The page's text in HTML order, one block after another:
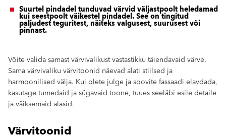
Suurtel pindadel tunduvad värvid väljastpoolt heledamad
kui seestpoolt väikestel pindadel. See on tingitud
paljudest teguritest, näiteks valgusest, suurusest või
pinnast.
Võite valida samast värvivalikust vastastikku täiendavaid värve.
Sama värvivaliku värvitoonid näevad alati stiilsed ja
harmoonilised välja. Kui olete julge ja soovite fassaadi elavdada,
kasutage tumedaid ja sügavaid toone, tuues seeläbi esile detaile
ja väiksemaid alasid.
Värvitoonid